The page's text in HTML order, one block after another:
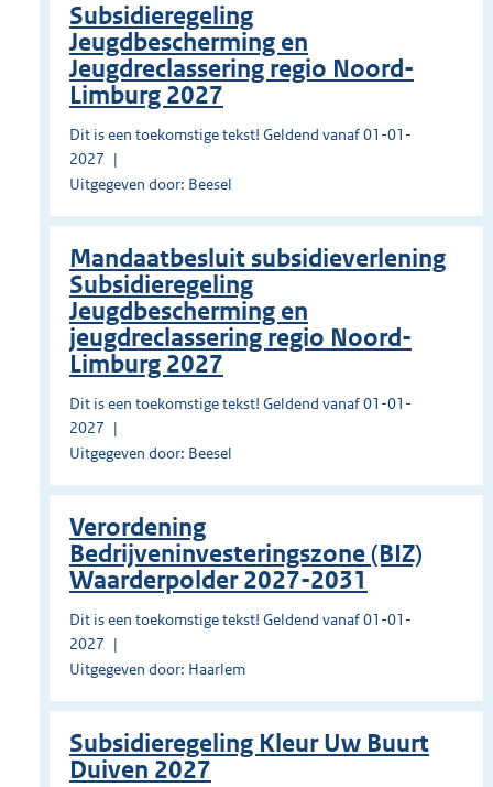
Subsidieregeling
Jeugdbescherming en
Jeugdreclassering regio Noord-
Limburg 2027
Dit is een toekomstige tekst! Geldend vanaf 01-01-
2027
Uitgegeven door: Beesel
Mandaatbesluit subsidieverlening
Subsidieregeling
Jeugdbescherming en
jeugdreclassering regio Noord-
Limburg 2027
Dit is een toekomstige tekst! Geldend vanaf 01-01-
2027
Uitgegeven door: Beesel
Verordening
Bedrijveninvesteringszone (BIZ)
Waarderpolder 2027-2031
Dit is een toekomstige tekst! Geldend vanaf 01-01-
2027
Uitgegeven door: Haarlem
Subsidieregeling Kleur Uw Buurt
Duiven 2027